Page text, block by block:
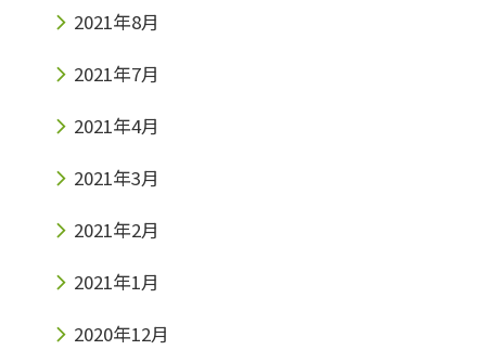
2021年8月
2021年7月
2021年4月
2021年3月
2021年2月
2021年1月
2020年12月